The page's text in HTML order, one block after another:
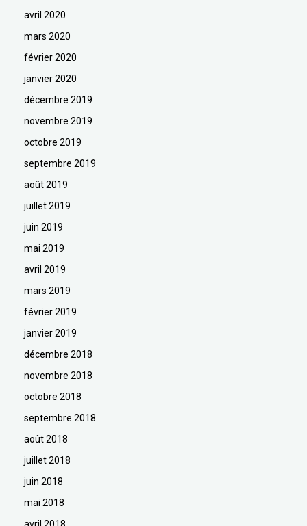
avril 2020
mars 2020
février 2020
janvier 2020
décembre 2019
novembre 2019
octobre 2019
septembre 2019
août 2019
juillet 2019
juin 2019
mai 2019
avril 2019
mars 2019
février 2019
janvier 2019
décembre 2018
novembre 2018
octobre 2018
septembre 2018
août 2018
juillet 2018
juin 2018
mai 2018